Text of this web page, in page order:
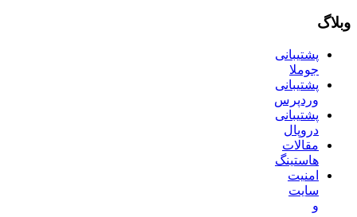
وبلاگ
پشتیبانی
جوملا
پشتیبانی
وردپرس
پشتیبانی
دروپال
مقالات
هاستینگ
امنیت
سایت
و